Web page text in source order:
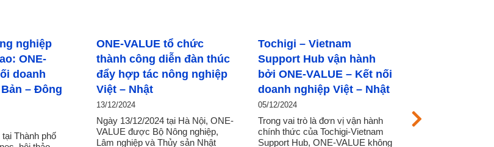
ONE-VALUE tổ chức
thành công diễn đàn thúc
đẩy hợp tác nông nghiệp
Việt – Nhật
Ngày 13/12/2024 tại Hà Nội, ONE-
VALUE được Bộ Nông nghiệp,
Lâm nghiệp và Thủy sản Nhật
Tochigi – Vietnam
Support Hub vận hành
bởi ONE-VALUE – Kết nối
doanh nghiệp Việt – Nhật
Trong vai trò là đơn vị vận hành
chính thức của Tochigi-Vietnam
Support Hub, ONE-VALUE không
ONE-VALUE kết nối đoàn
doanh nghiệp tỉnh Tochigi
với hiệp hội và doanh
nghiệp Việt Nam
Trong chuyến thăm tại Việt Nam
do ONE-VALUE đóng vai trò kết
nối, điều phối, dẫn dắt, các thành